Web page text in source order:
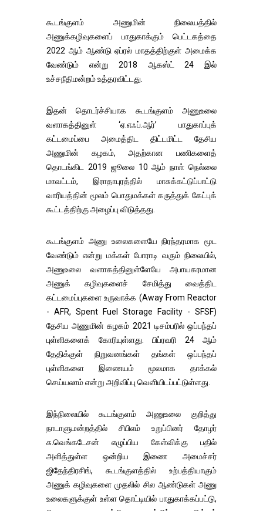
கூடங்குளம் அணுமின் நிலையத்தில்
அணுக்கழிவுகளைப் பாதுகாக்கும் பெட்டகத்தை
2022 ஆம் ஆண்டு ஏப்ரல் மாதத்திற்குள் அமைக்க
வேண்டும் என்று 2018 ஆகஸ்ட் 24 இல்
உச்சநீதிமன்றம் உத்தரவிட்டது.
இதன் தொடர்ச்சியாக கூடங்குளம் அணுஉலை
வளாகத்தினுள் ‘ஏ.எஃப்.ஆர்’ பாதுகாப்புக்
கட்டமைப்பை அமைத்திட திட்டமிட்ட தேசிய
அணுமின் கழகம், அதற்கான பணிகளைத்
தொடங்கிட 2019 ஜூலை 10 ஆம் நாள் நெல்லை
மாவட்டம், இராதாபுரத்தில் மாசுக்கட்டுப்பாட்டு
வாரியத்தின் மூலம் பொதுமக்கள் கருத்துக் கேட்புக்
கூட்டத்திற்கு அழைப்பு விடுத்தது.
கூடங்குளம் அணு உலைகளையே நிரந்தரமாக மூட
வேண்டும் என்று மக்கள் போராடி வரும் நிலையில்,
அணுஉலை வளாகத்தினுள்ளேயே அபாயகரமான
அணுக் கழிவுகளைச் சேமித்து வைத்திட
கட்டமைப்புகளை உருவாக்க (Away From Reactor
- AFR, Spent Fuel Storage Facility - SFSF)
தேசிய அணுமின் கழகம் 2021 டிசம்பரில் ஒப்பந்தப்
புள்ளிகளைக் கோரியுள்ளது. பிப்ரவரி 24 ஆம்
தேதிக்குள் நிறுவனங்கள் தங்கள் ஒப்பந்தப்
புள்ளிகளை இணையம் மூலமாக தாக்கல்
செய்யலாம் என்று அறிவிப்பு வெளியிடப்பட்டுள்ளது.
இந்நிலையில் கூடங்குளம் அணுஉலை குறித்து
நாடாளுமன்றத்தில் சிபிஎம் உறுப்பினர் தோழர்
சு.வெங்கடேசன் எழுப்பிய கேள்விக்கு பதில்
அளித்துள்ள ஒன்றிய இணை அமைச்சர்
ஜிதேந்திரசிங், கூடங்குளத்தில் உற்பத்தியாகும்
அணுக் கழிவுகளை முதலில் சில ஆண்டுகள் அணு
உலைகளுக்குள் உள்ள தொட்டியில் பாதுகாக்கப்பட்டு,